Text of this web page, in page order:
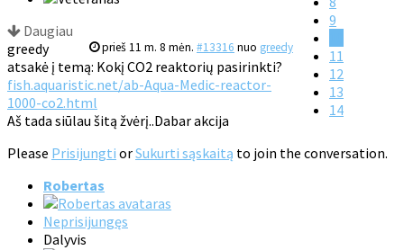
9
11
12
13
14
Daugiau
prieš 11 m. 8 mėn. #13316 nuo greedy
greedy
atsakė į temą: Kokį CO2 reaktorių pasirinkti?
fish.aquaristic.net/ab-Aqua-Medic-reactor-
1000-co2.html
Aš tada siūlau šitą žvėrį..Dabar akcija
Please Prisijungti orSukurti sąskaitą to join the conversation.
Robertas
Neprisijungęs
Dalyvis